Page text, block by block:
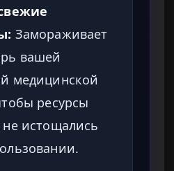
Замораживает
вашей
медицинской
ресурсы
не истощались